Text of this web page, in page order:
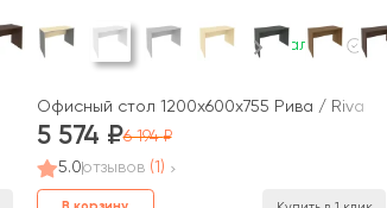
В наличии
Офисный стол 1200x600x755 Рива / Riva
5 574
6 194
5.0отзывов (1)